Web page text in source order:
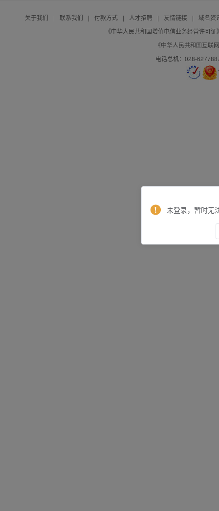
关于我们 | 联系我们 | 付款方式 | 人才招聘 | 友情链接 |
域名资
《中华人民共和国增值电信业务经营许可
《中华人民共和国互联
电话总机：028-
未登录，暂时无